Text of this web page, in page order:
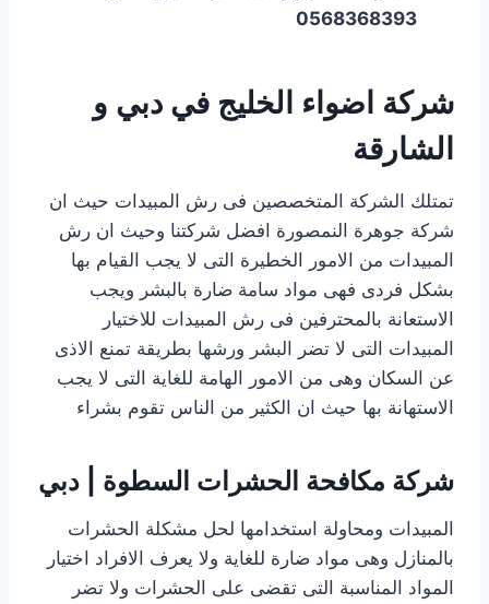
0568368393
شركة اضواء الخليج في دبي و
الشارقة
تمتلك الشركة المتخصصين فى رش المبيدات حيث ان
شركة جوهرة النمصورة افضل شركتنا وحيث ان رش
المبيدات من الامور الخطيرة التى لا يجب القيام بها
بشكل فردى فهى مواد سامة ضارة بالبشر ويجب
الاستعانة بالمحترفين فى رش المبيدات للاختيار
المبيدات التى لا تضر البشر ورشها بطريقة تمنع الاذى
عن السكان وهى من الامور الهامة للغاية التى لا يجب
الاستهانة بها حيث ان الكثير من الناس تقوم بشراء
شركة مكافحة الحشرات السطوة | دبي
المبيدات ومحاولة استخدامها لحل مشكلة الحشرات
بالمنازل وهى مواد ضارة للغاية ولا يعرف الافراد اختيار
المواد المناسبة التى تقضى على الحشرات ولا تضر